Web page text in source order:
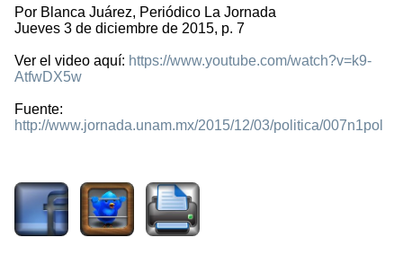
Por Blanca Juárez, Periódico La Jornada
Jueves 3 de diciembre de 2015, p. 7
Ver el video aquí: https://www.youtube.com/watch?v=k9-
AtfwDX5w
Fuente:
http://www.jornada.unam.mx/2015/12/03/politica/007n1pol